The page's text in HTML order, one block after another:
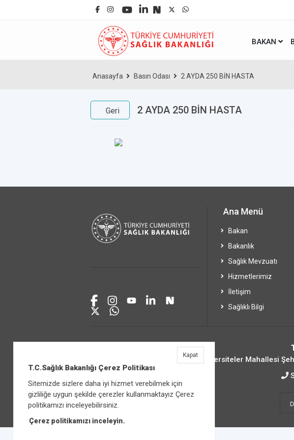
BAKAN
Anasayfa Basın Odası 2 AYDA 250 BİN HASTA
Geri 2 AYDA 250 BİN HASTA
Ana Menü
Bakan
Bakanlık
Sağlık Mevzuatı
Hizmetlerimiz
İletişim
Sağlıklı Bilgi
Üniversiteler Mahallesi
T.C.Sağlık Bakanlığı Çerez Politikası
Sitemizde sizlere daha iyi hizmet verebilmek için
gizliliğe uygun şekilde çerezler kullanmaktayız Çerez
politikamızı inceleyebilirsiniz.
Çerez politikamızı inceleyin.
Kapat